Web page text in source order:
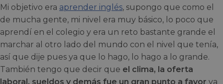
Mi objetivo era aprender inglés, supongo que como el
de mucha gente, mi nivel era muy básico, lo poco que
aprendí en el colegio y era un reto bastante grande el
marchar al otro lado del mundo con el nivel que tenía,
así que dije pues ya que lo hago, lo hago a lo grande.
También tengo que decir que el clima, la oferta
laboral, sueldos y demás fue un gran punto a favor ya